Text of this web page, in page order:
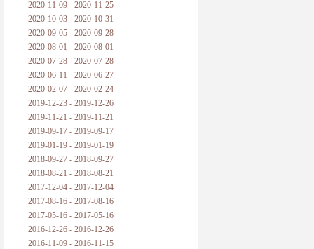
2020-11-09 - 2020-11-25
2020-10-03 - 2020-10-31
2020-09-05 - 2020-09-28
2020-08-01 - 2020-08-01
2020-07-28 - 2020-07-28
2020-06-11 - 2020-06-27
2020-02-07 - 2020-02-24
2019-12-23 - 2019-12-26
2019-11-21 - 2019-11-21
2019-09-17 - 2019-09-17
2019-01-19 - 2019-01-19
2018-09-27 - 2018-09-27
2018-08-21 - 2018-08-21
2017-12-04 - 2017-12-04
2017-08-16 - 2017-08-16
2017-05-16 - 2017-05-16
2016-12-26 - 2016-12-26
2016-11-09 - 2016-11-15